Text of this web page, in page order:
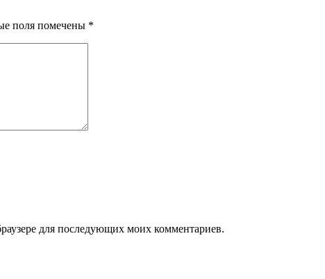
поля помечены *
для последующих моих комментариев.